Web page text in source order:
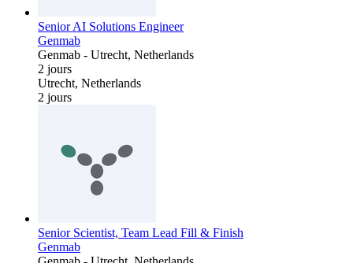
Senior AI Solutions Engineer
Genmab
Genmab - Utrecht, Netherlands
2 jours
Utrecht, Netherlands
2 jours
Senior Scientist, Team Lead Fill & Finish
Genmab